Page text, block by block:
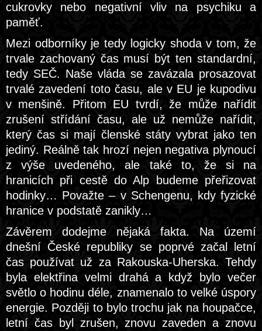
cukrovky nebo negativní vliv na psychiku a
paměť.
Mezi odborníky je tedy logicky shoda v tom, že
trvale zachovaný čas musí být ten standardní,
tedy SEČ. Naše vláda se zavázala prosazovat
trvalé zavedení toto času, ale v EU je kupodivu
v menšině. Přitom EU tvrdí, že může nařídit
zrušení střídání času, ale už nemůže nařídit,
který čas si mají členské státy vybrat jako ten
jediný. Reálně tak hrozí nejen negativa plynoucí
z výše uvedeného, ale také to, že si na
hranicích při cestě do Alp budeme přeřizovat
hodinky… Považte – v Schengenu, kdy fyzické
hranice v podstatě zanikly…
Závěrem dodejme nějaká fakta. Na území
dnešní České republiky se poprvé začal letní
čas používat už za Rakouska-Uherska. Tehdy
byla elektřina velmi drahá a když bylo večer
světlo o hodinu déle, znamenalo to velké úspory
energie. Později to bylo trochu jak na houpačce,
letní čas byl zrušen, znovu zaveden a znovu